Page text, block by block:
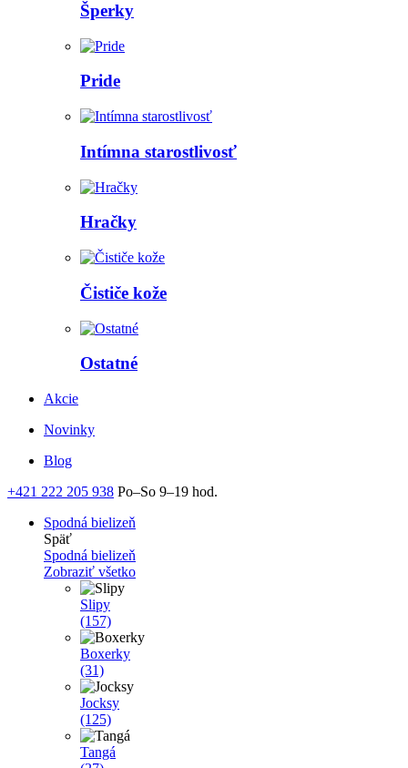
Šperky
Pride
Intímna starostlivosť
Hračky
Čističe kože
Ostatné
Akcie
Novinky
Blog
+421 222 205 938 Po–So 9–19 hod.
Spodná bielizeň
Späť
Spodná bielizeň
Zobraziť všetko
Slipy
(157)
Boxerky
(31)
Jocksy
(125)
Tangá